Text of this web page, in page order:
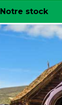
Notre stock